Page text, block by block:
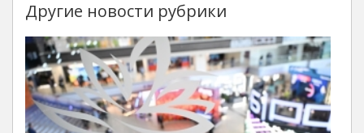
Другие новости рубрики